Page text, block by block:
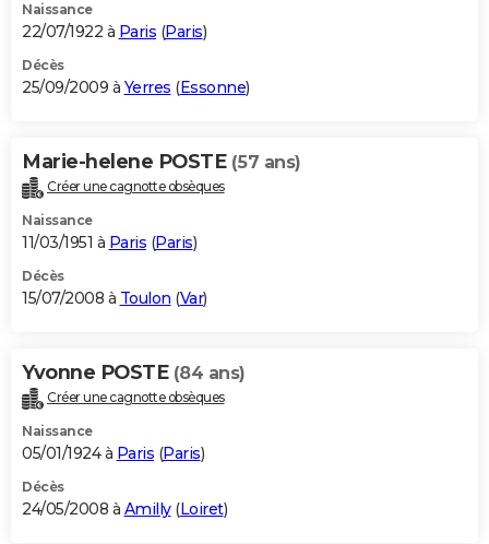
Naissance
22/07/1922 à Paris (Paris)
Décès
25/09/2009 à Yerres (Essonne)
Marie-helene POSTE (57 ans)
Créer une cagnotte obsèques
Naissance
11/03/1951 à Paris (Paris)
Décès
15/07/2008 à Toulon (Var)
Yvonne POSTE (84 ans)
Créer une cagnotte obsèques
Naissance
05/01/1924 à Paris (Paris)
Décès
24/05/2008 à Amilly(Loiret)